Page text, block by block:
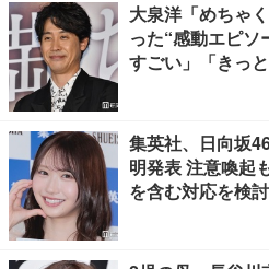
大泉洋「めちゃ
った“感動エピ
すごい」「きっ
集英社、日向坂
明発表 注意喚起
を含む対応を検討